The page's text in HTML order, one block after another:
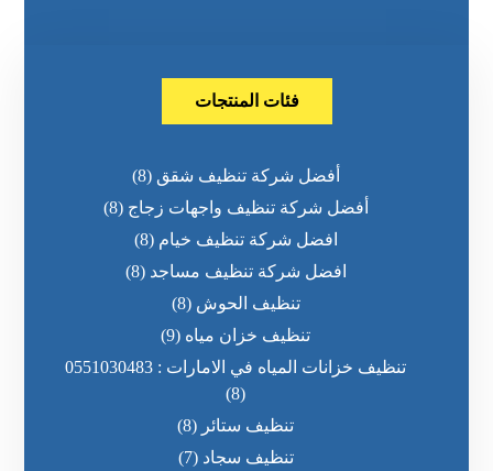
فئات المنتجات
أفضل شركة تنظيف شقق (8)
أفضل شركة تنظيف واجهات زجاج (8)
افضل شركة تنظيف خيام (8)
افضل شركة تنظيف مساجد (8)
تنظيف الحوش (8)
تنظيف خزان مياه (9)
تنظيف خزانات المياه في الامارات : 0551030483
(8)
تنظيف ستائر (8)
تنظيف سجاد (7)